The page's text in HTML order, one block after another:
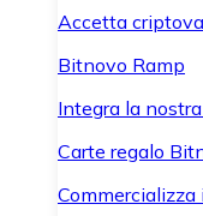
Accetta
Bitnovo Ramp
Integra la
Carte regalo